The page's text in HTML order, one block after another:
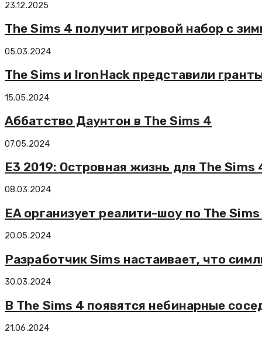
23.12.2025
The Sims 4 получит игровой набор с
05.03.2024
The Sims и IronHack представили
15.05.2024
Аббатство Даунтон в The Sims 4
07.05.2024
E3 2019: Островная жизнь для The
08.03.2024
EA организует реалити-шоу по The
20.05.2024
Разработчик Sims настаивает, что
30.03.2024
В The Sims 4 появятся небинарные
21.06.2024